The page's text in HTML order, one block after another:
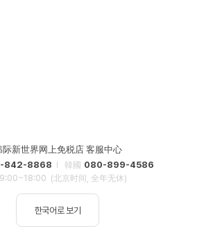
际新世界网上免税店 客服中心
842-8868 韓國 080-899-4586
(北京时间, 全年无休)
한국어로 보기